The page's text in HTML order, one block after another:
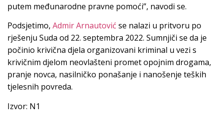
putem međunarodne pravne pomoći”, navodi se.
Podsjetimo, Admir Arnautović se nalazi u pritvoru po
rješenju Suda od 22. septembra 2022. Sumnjiči se da je
počinio krivična djela organizovani kriminal u vezi s
krivičnim djelom neovlašteni promet opojnim drogama,
pranje novca, nasilničko ponašanje i nanošenje teških
tjelesnih povreda.
Izvor: N1